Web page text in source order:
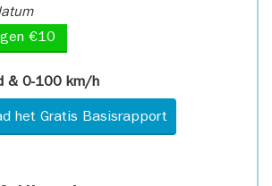
€10
& 0-100 km/h
het Gratis Basisrapport